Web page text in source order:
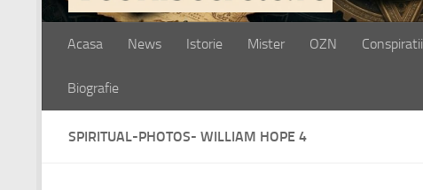
Acasa News Istorie Mister OZN Conspiratii
Biografie
SPIRITUAL-PHOTOS- WILLIAM HOPE 4